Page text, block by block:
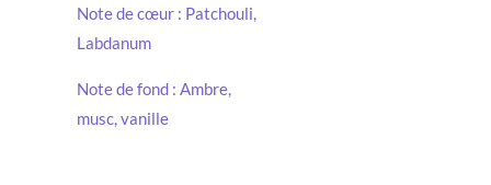
Note de cœur : Patchouli,
Labdanum
Note de fond : Ambre,
musc, vanille